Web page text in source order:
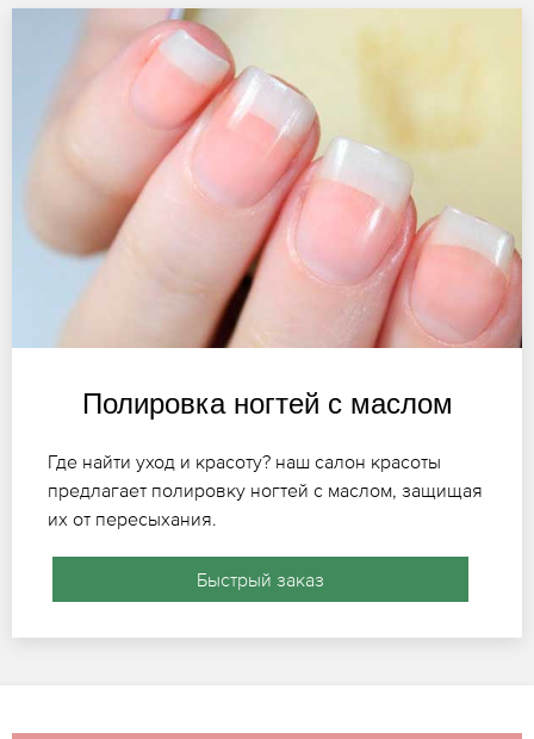
Полировка ногтей с маслом
Где найти уход и красоту? наш салон красоты
предлагает полировку ногтей с маслом, защищая
их от пересыхания.
Быстрый заказ